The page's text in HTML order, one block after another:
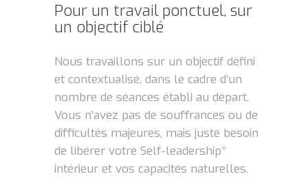
Pour un travail ponctuel, sur
un objectif ciblé
Nous travaillons sur un objectif défini
et contextualisé, dans le cadre d’un
nombre de séances établi au départ.
Vous n’avez pas de souffrances ou de
difficultés majeures, mais juste besoin
de libérer votre Self-leadership*
intérieur et vos capacités naturelles.